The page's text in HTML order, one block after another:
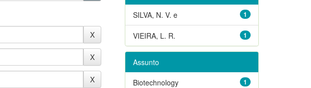
1
SILVA, N. V. e
1
VIEIRA, L. R.
Assunto
1
Biotechnology